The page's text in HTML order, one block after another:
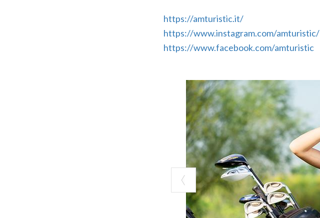
https://amturistic.it/
https://www.instagram.com/amturistic/
https://www.facebook.com/amturistic